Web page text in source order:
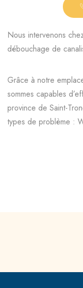
Nous intervenons
débouchage de
Grâce à notre
sommes capables
province de Saint-
types de problème :